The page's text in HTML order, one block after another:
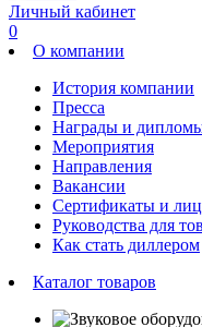
Личный кабинет
0
О компании
История компании
Пресса
Награды и
Мероприятия
Направления
Вакансии
Сертификаты и
Руководства для
Как стать диллером
Каталог товаров